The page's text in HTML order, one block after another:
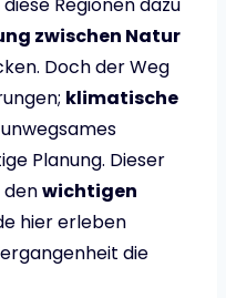
zwischen Natur
Doch der Weg
klimatische
Planung. Dieser
wichtigen
hier erleben
die